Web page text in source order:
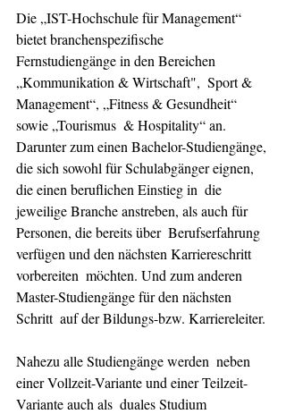
Die „IST-Hochschule für Management“
bietet branchenspezifische
Fernstudiengänge in den Bereichen
„Kommunikation & Wirtschaft",  Sport &
Management“, „Fitness & Gesundheit“
sowie „Tourismus  & Hospitality“ an.
Darunter zum einen Bachelor-Studiengänge,
die sich sowohl für Schulabgänger eignen,
die einen beruflichen Einstieg in  die
jeweilige Branche anstreben, als auch für
Personen, die bereits über  Berufserfahrung
verfügen und den nächsten Karriereschritt
vorbereiten  möchten. Und zum anderen
Master-Studiengänge für den nächsten
Schritt  auf der Bildungs-bzw. Karriereleiter.
Nahezu alle Studiengänge werden  neben
einer Vollzeit-Variante und einer Teilzeit-
Variante auch als  duales Studium